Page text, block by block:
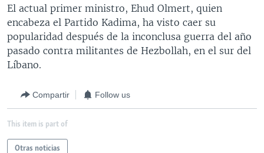
LAS CLAVES
PANORAMA
BUENOS DÍAS AMÉRICA
ESTADOS UNIDOS AL DÍA
EL MUNDO AL DÍA [RADIO]
FORO [RADIO]
DEPORTIVO INTERNACIONAL
NOTA ECONÓMICA
Learning English
SÍGANOS
El actual primer ministro, Ehud Olmert, quien
encabeza el Partido Kadima, ha visto caer su
popularidad después de la inconclusa guerra del año
pasado contra militantes de Hezbollah, en el sur del
Líbano.
Compartir Follow us
This item is part of
Otras noticias